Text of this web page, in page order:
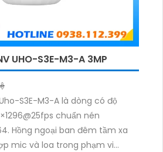
UHO-S3E-M3-A 3MP
S3E-M3-A là dòng có độ
chuẩn nén
Hồng ngoại ban đêm tầm xa
mic và loa trong phạm vi